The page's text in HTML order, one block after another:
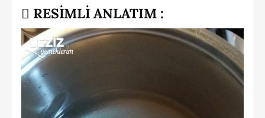
RESİMLİ ANLATIM :